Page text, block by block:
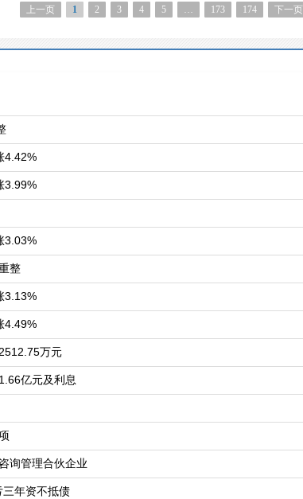
上一页 1 2 3 4 5 … 173 174 下一页
4.42%
3.99%
3.03%
整
3.13%
4.49%
万元
亿元及利息
询管理合伙企业
三年资不抵债